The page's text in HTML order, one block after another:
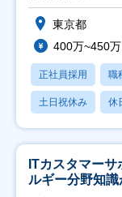
東京都
400万~450万
正社員採用 職
土日祝休み 休
ITカスタマー
ルギー分野知識